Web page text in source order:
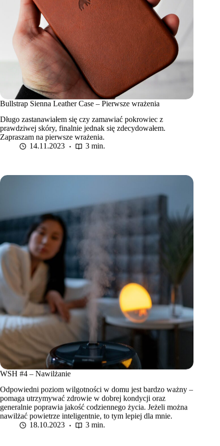
Bullstrap Sienna Leather Case – Pierwsze wrażenia
Długo zastanawiałem się czy zamawiać pokrowiec z
prawdziwej skóry, finalnie jednak się zdecydowałem.
Zapraszam na pierwsze wrażenia.
14.11.2023
3 min.
WSH #4 – Nawilżanie
Odpowiedni poziom wilgotności w domu jest bardzo ważny –
pomaga utrzymywać zdrowie w dobrej kondycji oraz
generalnie poprawia jakość codziennego życia. Jeżeli można
nawilżać powietrze inteligentnie, to tym lepiej dla mnie.
18.10.2023
3 min.